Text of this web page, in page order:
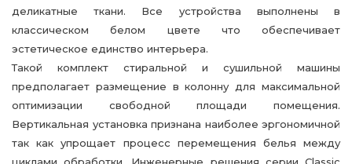
деликатные ткани. Все устройства выполнены в
классическом белом цвете что обеспечивает
эстетическое единство интерьера.
Такой комплект стиральной и сушильной машины
предполагает размещение в колонну для максимальной
оптимизации свободной площади помещения.
Вертикальная установка признана наиболее эргономичной
так как упрощает процесс перемещения белья между